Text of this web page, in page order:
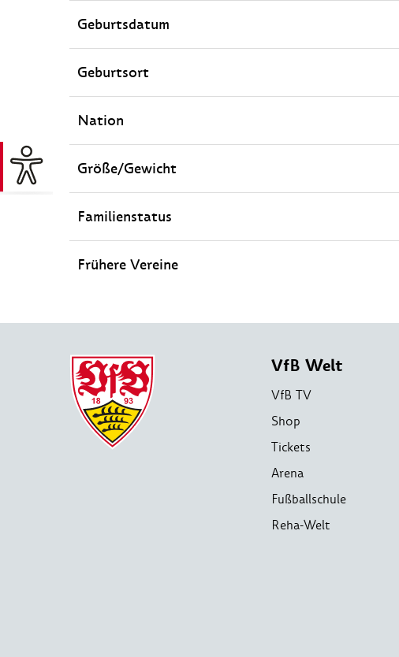
Geburtsdatum
Geburtsort
Nation
Größe/Gewicht
Familienstatus
Frühere Vereine
VfB Welt
VfB TV
Shop
Tickets
Arena
Fußballschule
Reha-Welt